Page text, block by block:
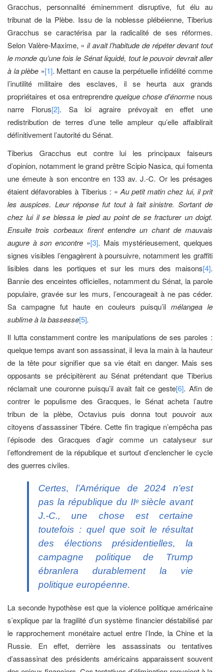
Gracchus, personnalité éminemment disruptive, fut élu au
tribunat de la Plèbe. Issu de la noblesse plébéienne, Tiberius
Gracchus se caractérisa par la radicalité de ses réformes.
Selon Valère-Maxime, « il avait l’habitude de répéter devant tout
le monde qu’une fois le Sénat liquidé, tout le pouvoir devrait aller
à la plèbe »[1]. Mettant en cause la perpétuelle infidélité comme
l’inutilité militaire des esclaves, il se heurta aux grands
propriétaires et osa entreprendrequelque chose d’énorme nous
narre Florus[2]. Sa loi agraire prévoyait en effet une
redistribution de terres d’une telle ampleur qu’elle affaiblirait
définitivement l’autorité du Sénat.
Tiberius Gracchus eut contre lui les principaux faiseurs
d’opinion, notamment le grand prêtre Scipio Nasica, qui fomenta
une émeute à son encontre en 133 av. J.-C. Or les présages
étaient défavorables à Tiberius : « Au petit matin chez lui, il prit
les auspices. Leur réponse fut tout à fait sinistre. Sortant de
chez lui il se blessa le pied au point de se fracturer un doigt.
Ensuite trois corbeaux firent entendre un chant de mauvais
augure à son encontre »[3]. Mais mystérieusement, quelques
signes visibles l’engagèrent à poursuivre, notamment les graffiti
lisibles dans les portiques et sur les murs des maisons[4].
Bannie des enceintes officielles, notamment du Sénat, la parole
populaire, gravée sur les murs, l’encourageait à ne pas céder.
Sa campagne fut haute en couleurs puisqu’il mélangea le
sublime à la bassesse[5].
Il lutta constamment contre les manipulations de ses paroles :
quelque temps avant son assassinat, il leva la main à la hauteur
de la tête pour signifier que sa vie était en danger. Mais ses
opposants se précipitèrent au Sénat prétendant que Tiberius
réclamait une couronne puisqu’il avait fait ce geste[6]. Afin de
contrer le populisme des Gracques, le Sénat acheta l’autre
tribun de la plèbe, Octavius puis donna tout pouvoir aux
citoyens d’assassiner Tibére. Cette fin tragique n’empêcha pas
l’épisode des Gracques d’agir comme un catalyseur sur
l’effondrement de la république et surtout d’enclencher le cycle
des guerres civiles.
Certes, l’Amérique de 2024 n’est
pas la république du IIe siècle avant
J.-C., une chose est certaine
toutefois : quel que soit le résultat
des élections présidentielles, la
campagne politique de Trump
ébranlera durablement la vie
politique européenne.
La seconde hypothèse est que la violence politique américaine
s’explique par la fragilité d’un système financier déstabilisé par
le rapprochement monétaire actuel entre l’Inde, la Chine et la
Russie. En effet, derrière les assassinats ou tentatives
d’assassinat des présidents américains apparaissent souvent